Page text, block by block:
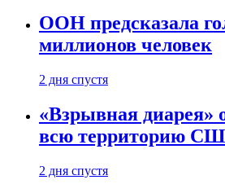
ООН предсказала
миллионов человек
2 дня спустя
«Взрывная диарея»
всю территорию
2 дня спустя